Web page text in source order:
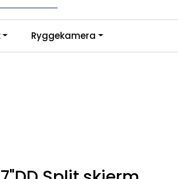
Ryggekamera